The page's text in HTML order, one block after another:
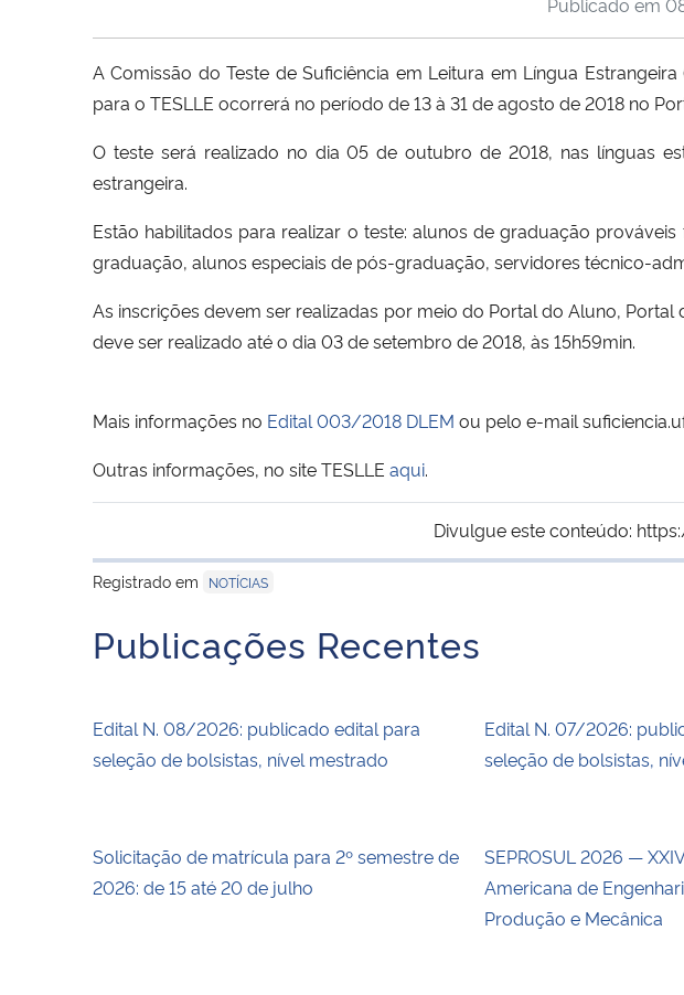
A Comissão do Teste de Suficiência em Leitura em Língua
para o TESLLE ocorrerá no período de 13 à 31 de agosto de 2018 no
O teste será realizado no dia 05 de outubro de 2018, nas línguas
estrangeira.
Estão habilitados para realizar o teste: alunos de graduação
graduação, alunos especiais de pós-graduação, servidores técnico-
As inscrições devem ser realizadas por meio do Portal do Aluno, Portal
deve ser realizado até o dia 03 de setembro de 2018, às 15h59min.
Mais informações no Edital 003/2018 DLEM ou pelo e-mail
Outras informações, no site TESLLE aqui.
Divulgue este conteúdo:
Registrado em
NOTÍCIAS
Publicações Recentes
Edital N. 08/2026: publicado edital para
seleção de bolsistas, nível mestrado
Edital N. 07/2026:
seleção de bolsistas,
Solicitação de matrícula para 2º semestre de
2026: de 15 até 20 de julho
SEPROSUL 2026 —
Americana de
Produção e Mecânica